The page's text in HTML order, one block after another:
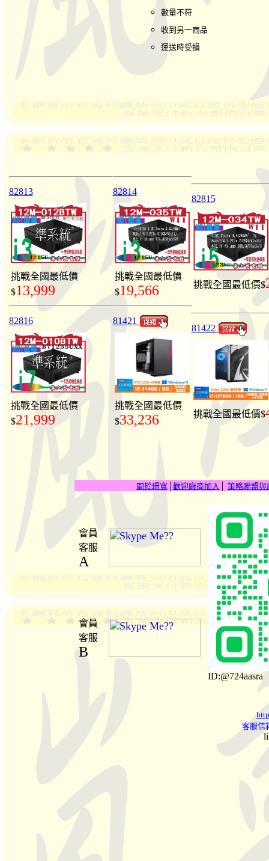
數量不符
收到另一商品
運送時受損
82813
挑戰全國最低價
$13,999
82814
挑戰全國最低價
$19,566
82815
挑戰全國最低價$
82816
挑戰全國最低價
$21,999
81421
挑戰全國最低價
$33,236
81422
挑戰全國最低價$
關於璟寬│ 歡迎廠商加入 策略聯盟與
會員
客服
A
ID:@724aasra
會員
客服
B
客服信